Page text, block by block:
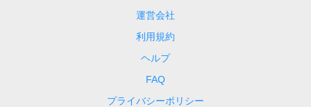
運営会社
利用規約
ヘルプ
FAQ
プライバシーポリシー